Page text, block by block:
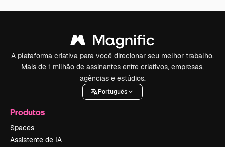
A plataforma criativa para você direcionar seu melhor trabalho.
Mais de 1 milhão de assinantes entre criativos, empresas,
agências e estúdios.
Português
Produtos
Spaces
Assistente de IA